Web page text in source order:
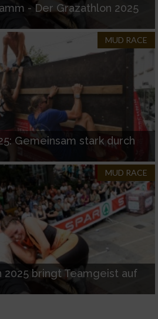
- Der Grazathlon 2025
MUD RACE
Gemeinsam stark durch
MUD RACE
2025 bringt Teamgeist auf